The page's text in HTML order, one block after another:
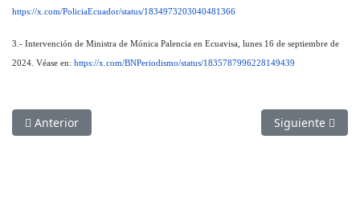
https://x.com/PoliciaEcuador/status/1834973203040481366
3.- Intervención de Ministra de Mónica Palencia en Ecuavisa, lunes 16 de septiembre de
2024. Véase en: https://x.com/BNPeriodismo/status/1835787996228149439
Artículo anterior: Carta al diario Expreso por titular sobre
Anterior Artículo
Siguiente